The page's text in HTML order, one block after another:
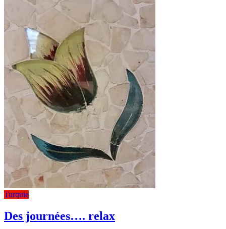
Turquie
Des journées…. relax